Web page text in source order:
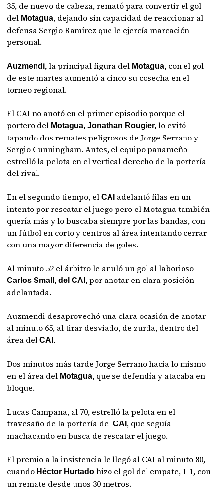
35, de nuevo de cabeza, remató para convertir el gol
del Motagua, dejando sin capacidad de reaccionar al
defensa Sergio Ramírez que le ejercía marcación
personal.
Auzmendi, la principal figura del Motagua, con el gol
de este martes aumentó a cinco su cosecha en el
torneo regional.
El CAI no anotó en el primer episodio porque el
portero del Motagua, Jonathan Rougier,lo evitó
tapando dos remates peligrosos de Jorge Serrano y
Sergio Cunningham. Antes, el equipo panameño
estrelló la pelota en el vertical derecho de la portería
del rival.
En el segundo tiempo, elCAI adelantó filas en un
intento por rescatar el juego pero el Motagua también
quería más y lo buscaba siempre por las bandas, con
un fútbol en corto y centros al área intentando cerrar
con una mayor diferencia de goles.
Al minuto 52 el árbitro le anuló un gol al laborioso
Carlos Small, del CAI, por anotar en clara posición
adelantada.
Auzmendi desaprovechó una clara ocasión de anotar
al minuto 65, al tirar desviado, de zurda, dentro del
área delCAI.
Dos minutos más tarde Jorge Serrano hacia lo mismo
en el área del Motagua, que se defendía y atacaba en
bloque.
Lucas Campana, al 70, estrelló la pelota en el
travesaño de la portería delCAI , que seguía
machacando en busca de rescatar el juego.
El premio a la insistencia le llegó al CAI al minuto 80,
cuando Héctor Hurtadohizo el gol del empate, 1-1, con
un remate desde unos 30 metros.